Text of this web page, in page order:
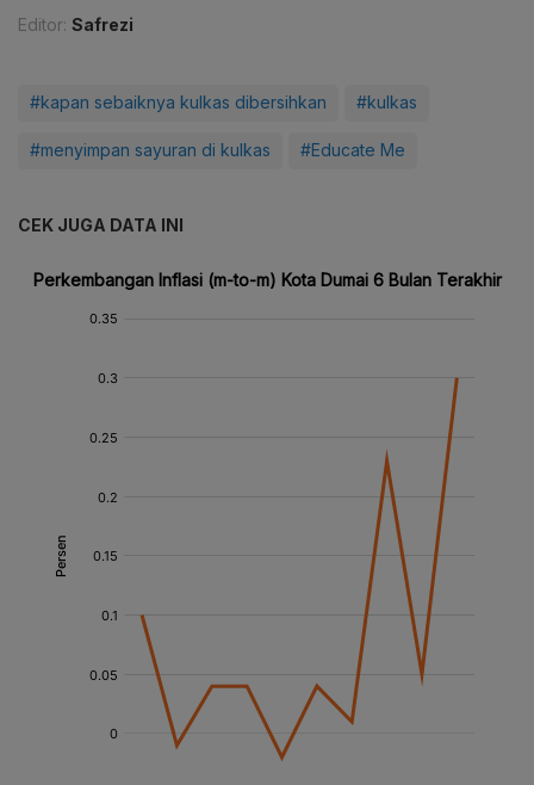
Editor: Safrezi
#kapan sebaiknya kulkas dibersihkan #kulkas
#menyimpan sayuran di kulkas #Educate Me
CEK JUGA DATA INI